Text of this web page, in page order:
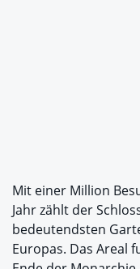
Mit einer Million
Jahr zählt der
bedeutendsten
Europas. Das Areal